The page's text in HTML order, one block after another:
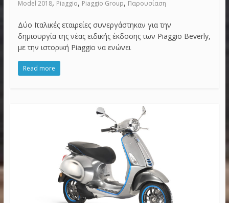
Model 2018, Piaggio, Piaggio Group, Παρουσίαση
Δύο Ιταλικές εταιρείες συνεργάστηκαν για την
δημιουργία της νέας ειδικής έκδοσης των Piaggio Beverly,
με την ιστορική Piaggio να ενώνει
Read more